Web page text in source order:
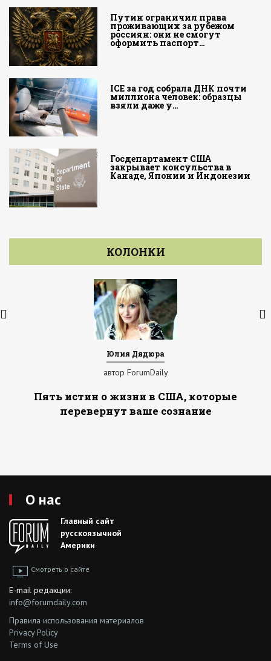
Путин ограничил права
проживающих за рубежом
россиян: они не смогут
оформить паспорт…
ICE за год собрала ДНК почти
миллиона человек: образцы
взяли даже у…
Госдепартамент США
закрывает консульства в
Канаде, Японии и Индонезии
КОЛОНКИ
Юлия Дядюра
автор ForumDaily
Пять истин о жизни в США, которые
перевернут ваше сознание
О нас
Главный сайт
русскоязычной
Америки
Смотреть о сайте
E-mail редакции:
info@forumdaily.com
Правила использования материалов
Privacy Policy
Terms of Use